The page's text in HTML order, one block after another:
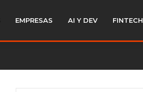
EMPRESAS AI Y DEV FINTECH